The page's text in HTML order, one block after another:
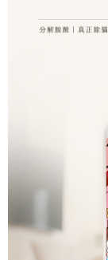
用戶於交易時，得
2.基於同意付款使
資料（包含姓名、
由本公司與您本人
3.完整用戶服務條款
ATM／網路銀行／
※ 請注意：結帳手
購買商品的店家。
※ 交易是否成功請
是否繳費成功／繳
１．透過由恩沛科
易，需依本服務之
權轉讓予恩沛科技
２．關於個人資料
https://aftee.tw/
３．未成年的使用
「AFTEE先享後付
４．使用「AFTEE
每筆NT$80，滿
每筆NT$100，滿
郵局(下單後不含
每筆NT$150，滿
每筆NT$120，滿